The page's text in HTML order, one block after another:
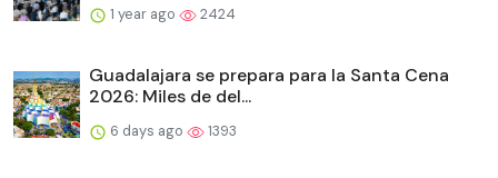
1 year ago 2424
Guadalajara se prepara para la Santa Cena
2026: Miles de del...
6 days ago 1393